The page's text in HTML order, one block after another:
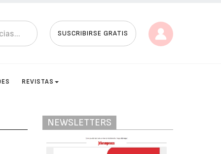
SUSCRIBIRSE GRATIS
REVISTAS
NEWSLETTERS